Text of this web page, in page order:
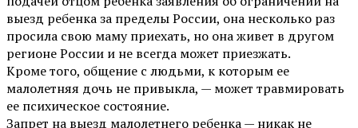
выезд ребенка за пределы России, она несколько раз
просила свою маму приехать, но она живет в другом
регионе России и не всегда может приезжать.
Кроме того, общение с людьми, к которым ее
малолетняя дочь не привыкла, — может травмировать
ее психическое состояние.
Запрет на выезд малолетнего ребенка — никак не